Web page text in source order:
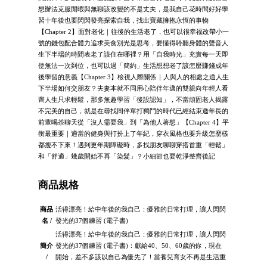
想辦法克服閒暇與無聊該改變的不是丈夫，是我自己花時間好好學
習十年後也要閃閃發亮探索自我，找出寶藏擁抱永恆的事物
【Chapter 2】面對老化｜往後的生活老了，也可以很幸福改帶小一
號的錢包配合體力追求美食別光是思考，要懂得聆聽身體的聲音人
生下半場的時間表老了該住在哪裡？用「自我時光」充實每一天即
使無法一次到位，也可以過「簡約」生活想想老了該怎麼賺錢成年
後學習的意義【Chapter 3】檢視人際關係｜人與人的相處之道人生
下半場如何交朋友？夫妻本就不同用心陪伴年邁的雙親向年輕人看
齊人生只求輕鬆，那多無趣學習「後設認知」，不當頑固老人揭露
不完美的自己，就是在尋找同伴單打獨鬥的時代已經結束邀年長的
前輩喝茶聊天從「沒人需要我」到「為他人著想」【Chapter 4】平
衡最重要｜適當的健身與打扮上了年紀，穿衣風格也要升級怎麼樣
都瘦不下來！遇到更年期障礙時，多找朋友聊聊穿搭首重「輕鬆」
和「舒適」幾歲開始不再「染髮」？小細節也要乾淨整齊後記
商品規格
商品
名 /
活得漂亮！給中年後的我自己：優雅的日常打理，讓人閃閃
發光的37個練習 (電子書)
簡介
/
活得漂亮！給中年後的我自己：優雅的日常打理，讓人閃閃
發光的37個練習 (電子書)：獻給40、50、60歲的你，現在
開始，差不多該以自己為優先了！當養兒育女不再是生活重